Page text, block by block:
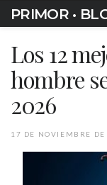
PRIMOR •
Los 12
hombre
2026
17 DE NOVIEMBRE